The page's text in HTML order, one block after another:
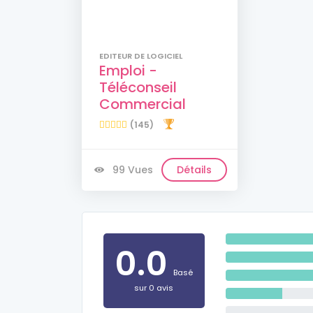
EDITEUR DE LOGICIEL
Emploi -
Téléconseil
Commercial
(145)
99 Vues Détails
0.0
Basé
sur 0 avis